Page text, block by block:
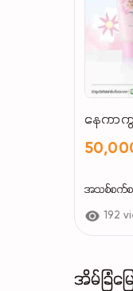
နေကာ
အသစ်စက်
192
အိမ်ခြံမြ